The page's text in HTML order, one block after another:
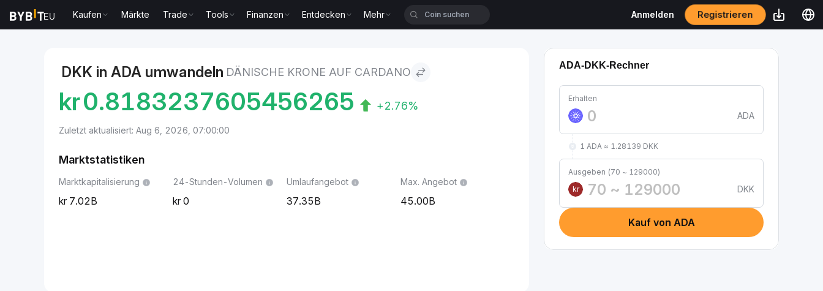
Kaufen Märkte Trade Tools Finanzen Entdecken Mehr Anmelden Registrieren
DKK in ADA umwandeln DÄNISCHE KRONE AUF CARDANO
kr0.8183237605456265 +2.76%
Zuletzt aktualisiert: Aug 6, 2026, 07:00:00
Marktstatistiken
Marktkapitalisierung
7.02B
24-Stunden-Volumen
0
Umlaufangebot
37.35B
Max. Angebot
45.00B
ADA-DKK-Rechner
Erhalten
ADA
1 ADA ≈ 1.28139 DKK
Ausgeben (70 ~ 129000)
kr
DKK
Kauf von ADA